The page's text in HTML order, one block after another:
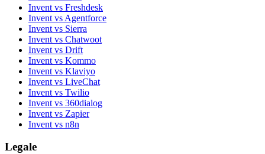
Invent vs Freshdesk
Invent vs Agentforce
Invent vs Sierra
Invent vs Chatwoot
Invent vs Drift
Invent vs Kommo
Invent vs Klaviyo
Invent vs LiveChat
Invent vs Twilio
Invent vs 360dialog
Invent vs Zapier
Invent vs n8n
Legale